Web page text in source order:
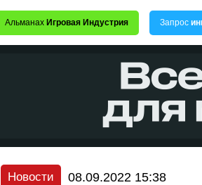
Альманах Игровая Индустрия Запрос
Новости 08.09.2022 15:38